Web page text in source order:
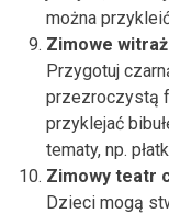
można
Zimowe
Przygotuj
przezroczystą
przyklejać
tematy, np.
Zimowy teatr
Dzieci mogą